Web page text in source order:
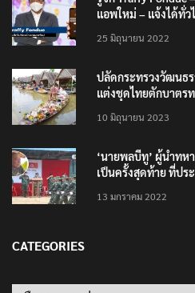
รู้จัก Traffy Fondue
แอพใหม่ – แจ้งได้ทั่ว
25 มิถุนายน 2022
ปลัดกระทรวงวัฒนธ
แต่งชุดไทยตักบาตรท
10 มิถุนายน 2023